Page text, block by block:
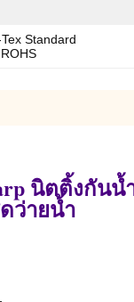
Standard
นิตติ้งกันน้
ว่ายน้ำ